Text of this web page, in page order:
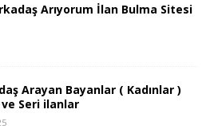
Arıyorum İlan Bulma Sitesi
Arayan Bayanlar ( Kadınlar )
Seri ilanlar